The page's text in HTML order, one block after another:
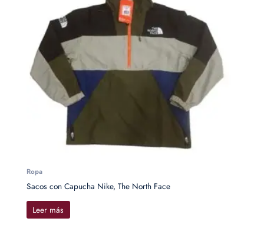
Ropa
Sacos con Capucha Nike, The North Face
Leer más